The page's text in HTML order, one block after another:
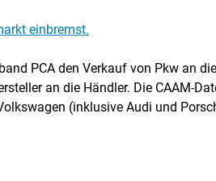
einbremst.
PCA den Verkauf von Pkw an
an die Händler. Die CAAM-
(inklusive Audi und